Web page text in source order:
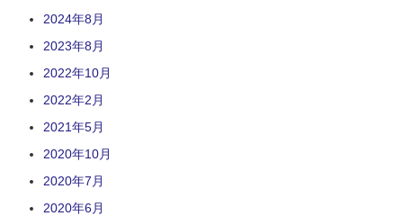
2024年8月
2023年8月
2022年10月
2022年2月
2021年5月
2020年10月
2020年7月
2020年6月